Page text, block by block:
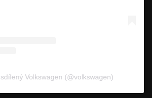
Volkswagen (@volkswagen)